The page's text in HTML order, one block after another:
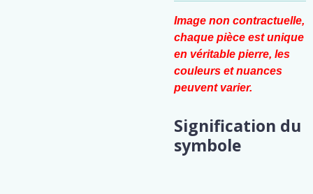
Image non contractuelle,
chaque pièce est unique
en véritable pierre, les
couleurs et nuances
peuvent varier.
Signification du
symbole